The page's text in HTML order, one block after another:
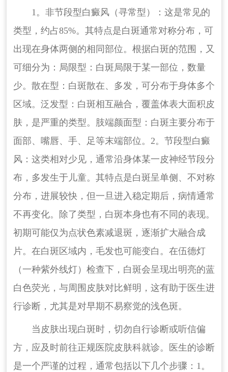
1。非节段型白癜风（寻常型）：这是常见的
类型，约占85%。其特点是白斑通常对称分布，可
出现在身体两侧的相同部位。根据白斑的范围，又
可细分为：局限型：白斑局限于某一部位，数量
少。散在型：白斑散在、多发，可分布于身体多个
区域。泛发型：白斑相互融合，覆盖体表大面积皮
肤，是严重的类型。肢端颜面型：白斑主要分布于
面部、嘴唇、手、足等末端部位。2。节段型白癜
风：这类相对少见，通常沿身体某一皮神经节段分
布，多发生于儿童。其特点是白斑呈单侧、不对称
分布，进展较快，但一旦进入稳定期后，病情通常
不再变化。除了类型，白斑本身也有不同的表现。
初期可能仅为点状色素减退斑，逐渐扩大融合成
片。在白斑区域内，毛发也可能变白。在伍德灯
（一种紫外线灯）检查下，白斑会呈现出明亮的蓝
白色荧光，与周围皮肤对比鲜明，这有助于医生进
行诊断，尤其是对早期不易察觉的浅色斑。
当皮肤出现白斑时，切勿自行诊断或听信偏
方，应及时前往正规医院皮肤科就诊。医生的诊断
是一个严谨的过程，通常包括以下几个步骤：1。